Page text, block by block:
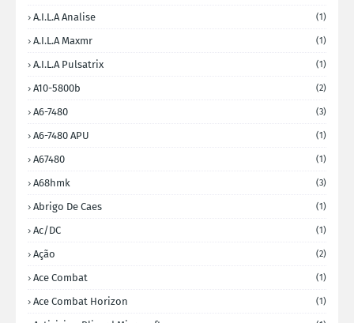
A.I.L.A Analise (1)
A.I.L.A Maxmr (1)
A.I.L.A Pulsatrix (1)
A10-5800b (2)
A6-7480 (3)
A6-7480 APU (1)
A67480 (1)
A68hmk (3)
Abrigo De Caes (1)
Ac/DC (1)
Ação (2)
Ace Combat (1)
Ace Combat Horizon (1)